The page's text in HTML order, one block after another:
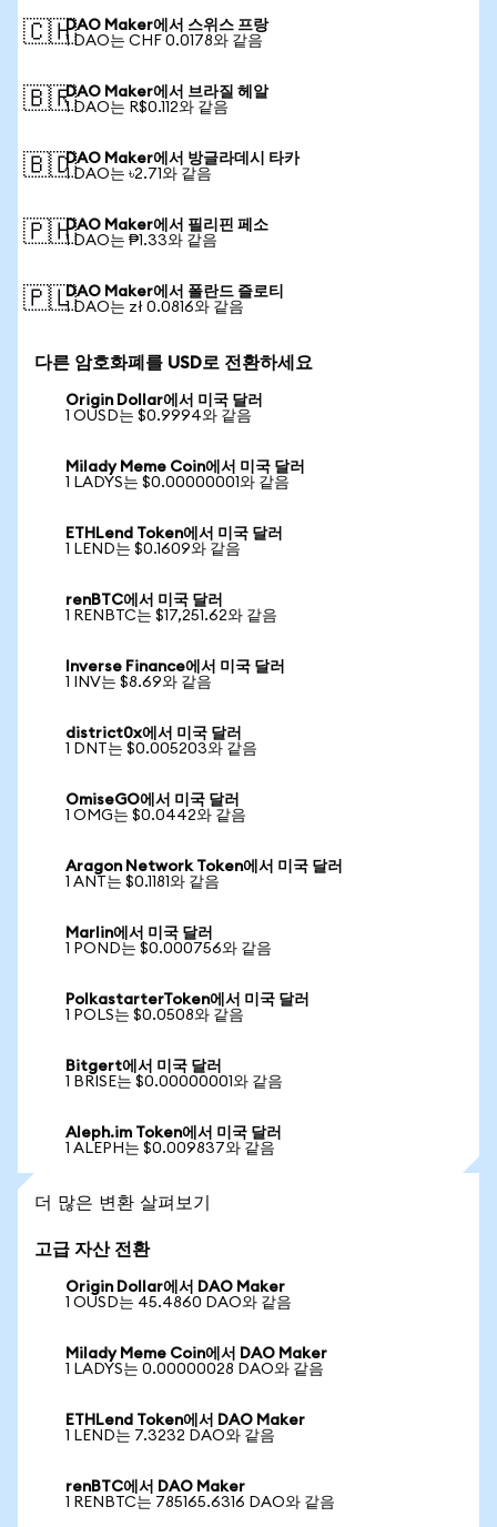
🇨🇭DAO Maker에서 스위스 프랑
1 DAO는 CHF 0.0178와 같음
🇧🇷DAO Maker에서 브라질 헤알
1 DAO는 R$0.112와 같음
🇧🇩DAO Maker에서 방글라데시 타카
1 DAO는 ৳2.71와 같음
🇵🇭DAO Maker에서 필리핀 페소
1 DAO는 ₱1.33와 같음
🇵🇱DAO Maker에서 폴란드 즐로티
1 DAO는 zł 0.0816와 같음
다른 암호화폐를 USD로 전환하세요
Origin Dollar에서 미국 달러
1 OUSD는 $0.9994와 같음
Milady Meme Coin에서 미국 달러
1 LADYS는 $0.00000001와 같음
ETHLend Token에서 미국 달러
1 LEND는 $0.1609와 같음
renBTC에서 미국 달러
1 RENBTC는 $17,251.62와 같음
Inverse Finance에서 미국 달러
1 INV는 $8.69와 같음
district0x에서 미국 달러
1 DNT는 $0.005203와 같음
OmiseGO에서 미국 달러
1 OMG는 $0.0442와 같음
Aragon Network Token에서 미국 달러
1 ANT는 $0.1181와 같음
Marlin에서 미국 달러
1 POND는 $0.000756와 같음
PolkastarterToken에서 미국 달러
1 POLS는 $0.0508와 같음
Bitgert에서 미국 달러
1 BRISE는 $0.00000001와 같음
Aleph.im Token에서 미국 달러
1 ALEPH는 $0.009837와 같음
더 많은 변환 살펴보기
고급 자산 전환
Origin Dollar에서 DAO Maker
1 OUSD는 45.4860 DAO와 같음
Milady Meme Coin에서 DAO Maker
1 LADYS는 0.00000028 DAO와 같음
ETHLend Token에서 DAO Maker
1 LEND는 7.3232 DAO와 같음
renBTC에서 DAO Maker
1 RENBTC는 785165.6316 DAO와 같음